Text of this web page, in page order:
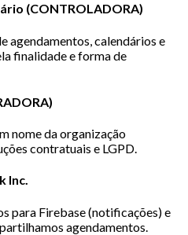
(CONTROLADORA)
agendamentos, calendários e
finalidade e forma de
nome da organização
contratuais e LGPD.
Inc.
para Firebase (notificações) e
agendamentos.